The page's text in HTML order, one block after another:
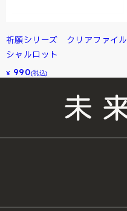
祈願シリーズ クリアファイル
シャルロット
¥ 990(税込)